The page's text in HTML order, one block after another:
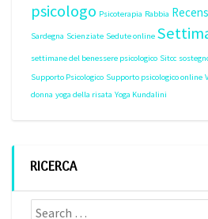
psicologo Psicoterapia Rabbia
Sardegna Scienziate Sedute online
settimane del benessere psicologico Sitcc
Supporto Psicologico Supporto psicologico online
donna yoga della risata Yoga Kundalini
RICERCA
Search